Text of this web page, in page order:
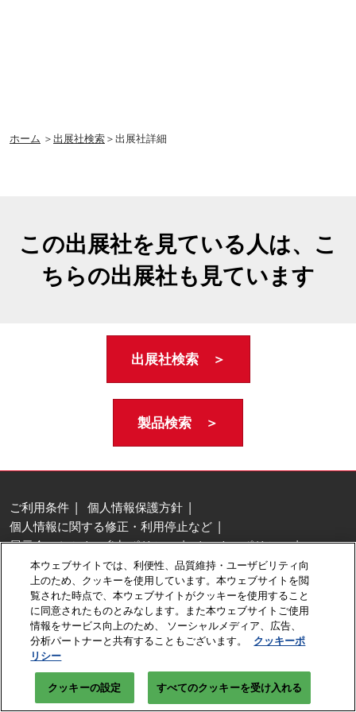
ホーム ＞出展社検索＞出展社詳細
この出展社を見ている人は、こ
ちらの出展社も見ています
出展社検索 ＞
製品検索 ＞
ご利用条件
個人情報保護方針
個人情報に関する修正・利用停止など
展示会・セミナー参加ポリシー
クッキーポリシー
クッキーの設定
Copyright © RX Japan GK
本ウェブサイトでは、利便性、品質維持・ユーザビリティ向
上のため、クッキーを使用しています。本ウェブサイトを閲
覧された時点で、本ウェブサイトがクッキーを使用すること
に同意されたものとみなします。また本ウェブサイトご使用
情報をサービス向上のため、 ソーシャルメディア、広告、
分析パートナーと共有することもございます。
クッキーポ
リシー
クッキーの設定 すべてのクッキーを受け入れる